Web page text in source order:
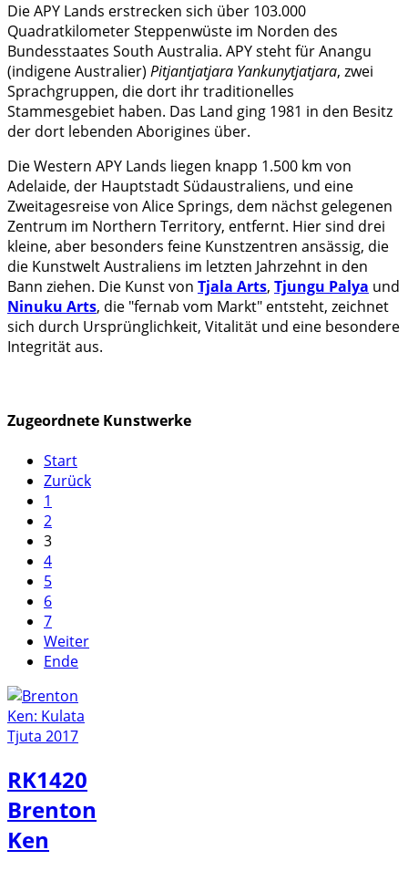
Die APY Lands erstrecken sich über 103.000
Quadratkilometer Steppenwüste im Norden des
Bundesstaates South Australia. APY steht für Anangu
(indigene Australier) Pitjantjatjara Yankunytjatjara, zwei
Sprachgruppen, die dort ihr traditionelles
Stammesgebiet haben. Das Land ging 1981 in den Besitz
der dort lebenden Aborigines über.
Die Western APY Lands liegen knapp 1.500 km von
Adelaide, der Hauptstadt Südaustraliens, und eine
Zweitagesreise von Alice Springs, dem nächst gelegenen
Zentrum im Northern Territory, entfernt. Hier sind drei
kleine, aber besonders feine Kunstzentren ansässig, die
die Kunstwelt Australiens im letzten Jahrzehnt in den
Bann ziehen. Die Kunst von Tjala Arts, Tjungu Palya und
Ninuku Arts, die "fernab vom Markt" entsteht, zeichnet
sich durch Ursprünglichkeit, Vitalität und eine besondere
Integrität aus.
Zugeordnete Kunstwerke
Start
Zurück
1
2
3
4
5
6
7
Weiter
Ende
RK1420
Brenton
Ken